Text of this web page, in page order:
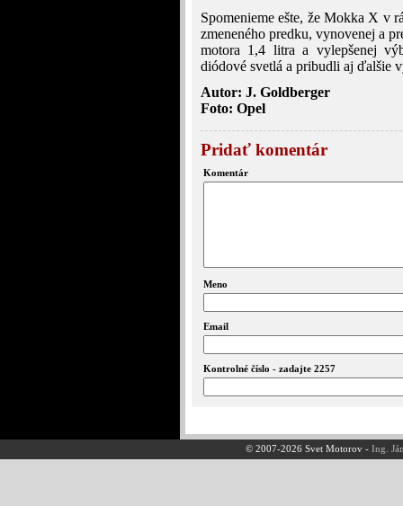
Spomenieme ešte, že Mokka X v
zmeneného predku, vynovenej a
motora 1,4 litra a vylepšenej
diódové svetlá a pribudli aj ďalšie
Autor: J. Goldberger
Foto: Opel
Pridať komentár
Komentár
Meno
Email
Kontrolné číslo - zadajte 2257
© 2007-2026 Svet Motorov -Ing.